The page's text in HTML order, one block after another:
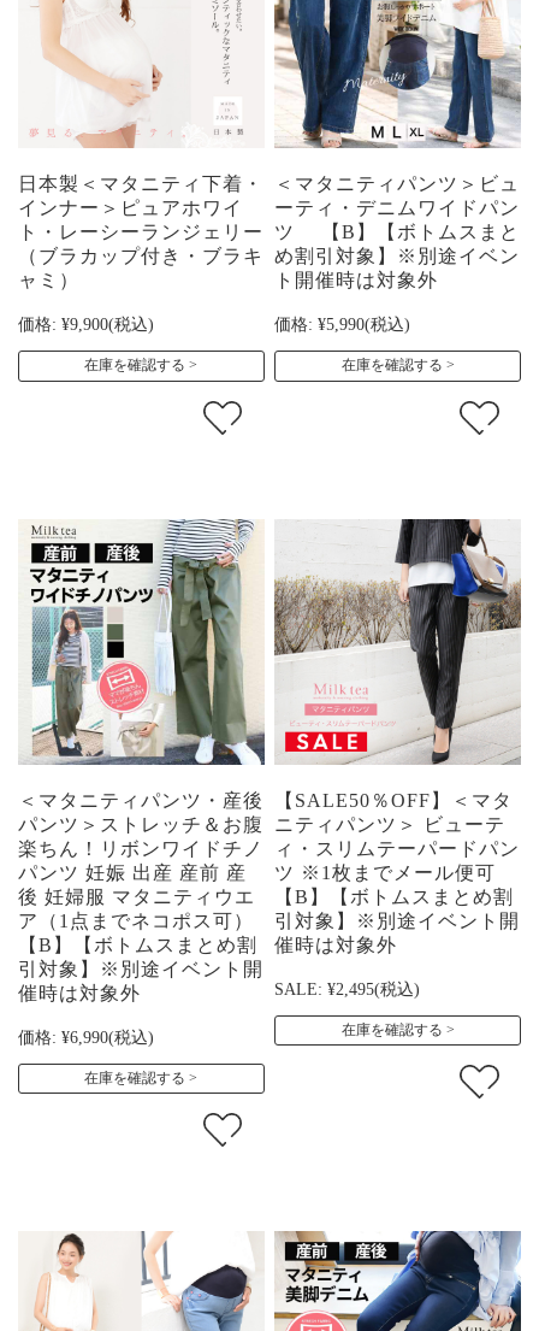
日本製＜マタニティ下着・
インナー＞ピュアホワイ
ト・レーシーランジェリー
（ブラカップ付き・ブラキ
ャミ）
価格: ¥9,900(税込)
在庫を確認する
＜マタニティパンツ＞ビュ
ーティ・デニムワイドパン
ツ 【B】【ボトムスまと
め割引対象】※別途イベン
ト開催時は対象外
価格: ¥5,990(税込)
在庫を確認する
＜マタニティパンツ・産後
パンツ＞ストレッチ＆お腹
楽ちん！リボンワイドチノ
パンツ 妊娠 出産 産前 産
後 妊婦服 マタニティウエ
ア（1点までネコポス可）
【B】【ボトムスまとめ割
引対象】※別途イベント開
催時は対象外
価格: ¥6,990(税込)
在庫を確認する
【SALE50％OFF】＜マタ
ニティパンツ＞ ビューテ
ィ・スリムテーパードパン
ツ ※1枚までメール便可
【B】【ボトムスまとめ割
引対象】※別途イベント開
催時は対象外
SALE: ¥2,495(税込)
在庫を確認する